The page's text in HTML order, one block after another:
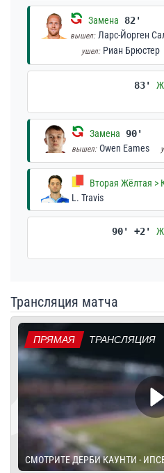
Замена 82'
вышел: Ларс-Йорген
ушел: Риан Брюстер
83'
Замена 90'
вышел: Owen Eames
Вторая Жёлтая >
L. Travis
90' +2'
Трансляция матча
ПРЯМАЯ ТРАНСЛЯЦИЯ
СМОТРИТЕ ДЕРБИ КАУНТИ -